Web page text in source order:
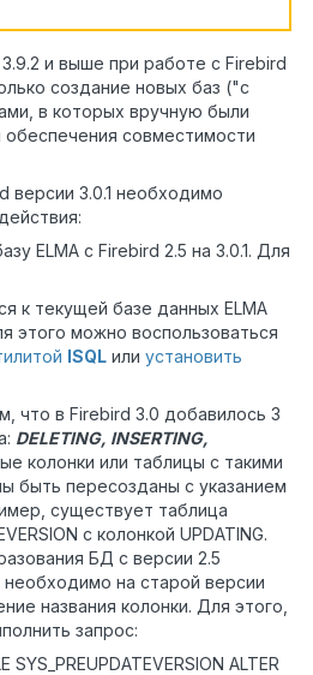
и выше при работе с Firebird
создание новых баз ("с
в которых вручную были
совместимости
версии 3.0.1 необходимо
ELMA с Firebird 2.5 на 3.0.1. Для
к текущей базе данных ELMA
этого можно воспользоваться
ISQL или установить
что в Firebird 3.0 добавилось 3
DELETING, INSERTING,
колонки или таблицы с такими
быть пересозданы с указанием
существует таблица
с колонкой UPDATING.
БД с версии 2.5
необходимо на старой версии
названия колонки. Для этого,
запрос:
SYS_PREUPDATEVERSION ALTER